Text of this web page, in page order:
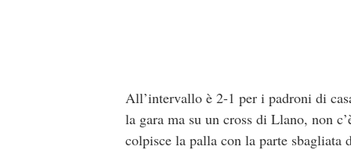
All’intervallo è 2-1 per i padroni di
la gara ma su un cross di Llano, non
colpisce la palla con la parte sbagliata